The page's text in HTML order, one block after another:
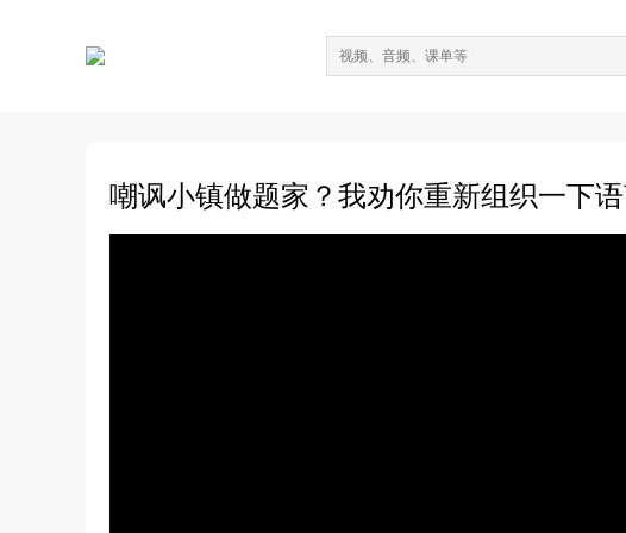
嘲讽小镇做题家？我劝你重新组织一下语